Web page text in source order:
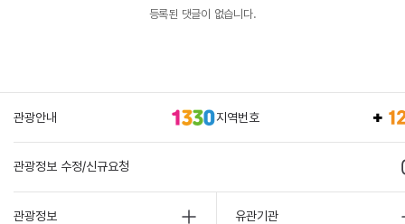
등록된 댓글이 없습니다.
관광안내 지역번호
관광정보 수정/신규요청
관광정보 유관기관